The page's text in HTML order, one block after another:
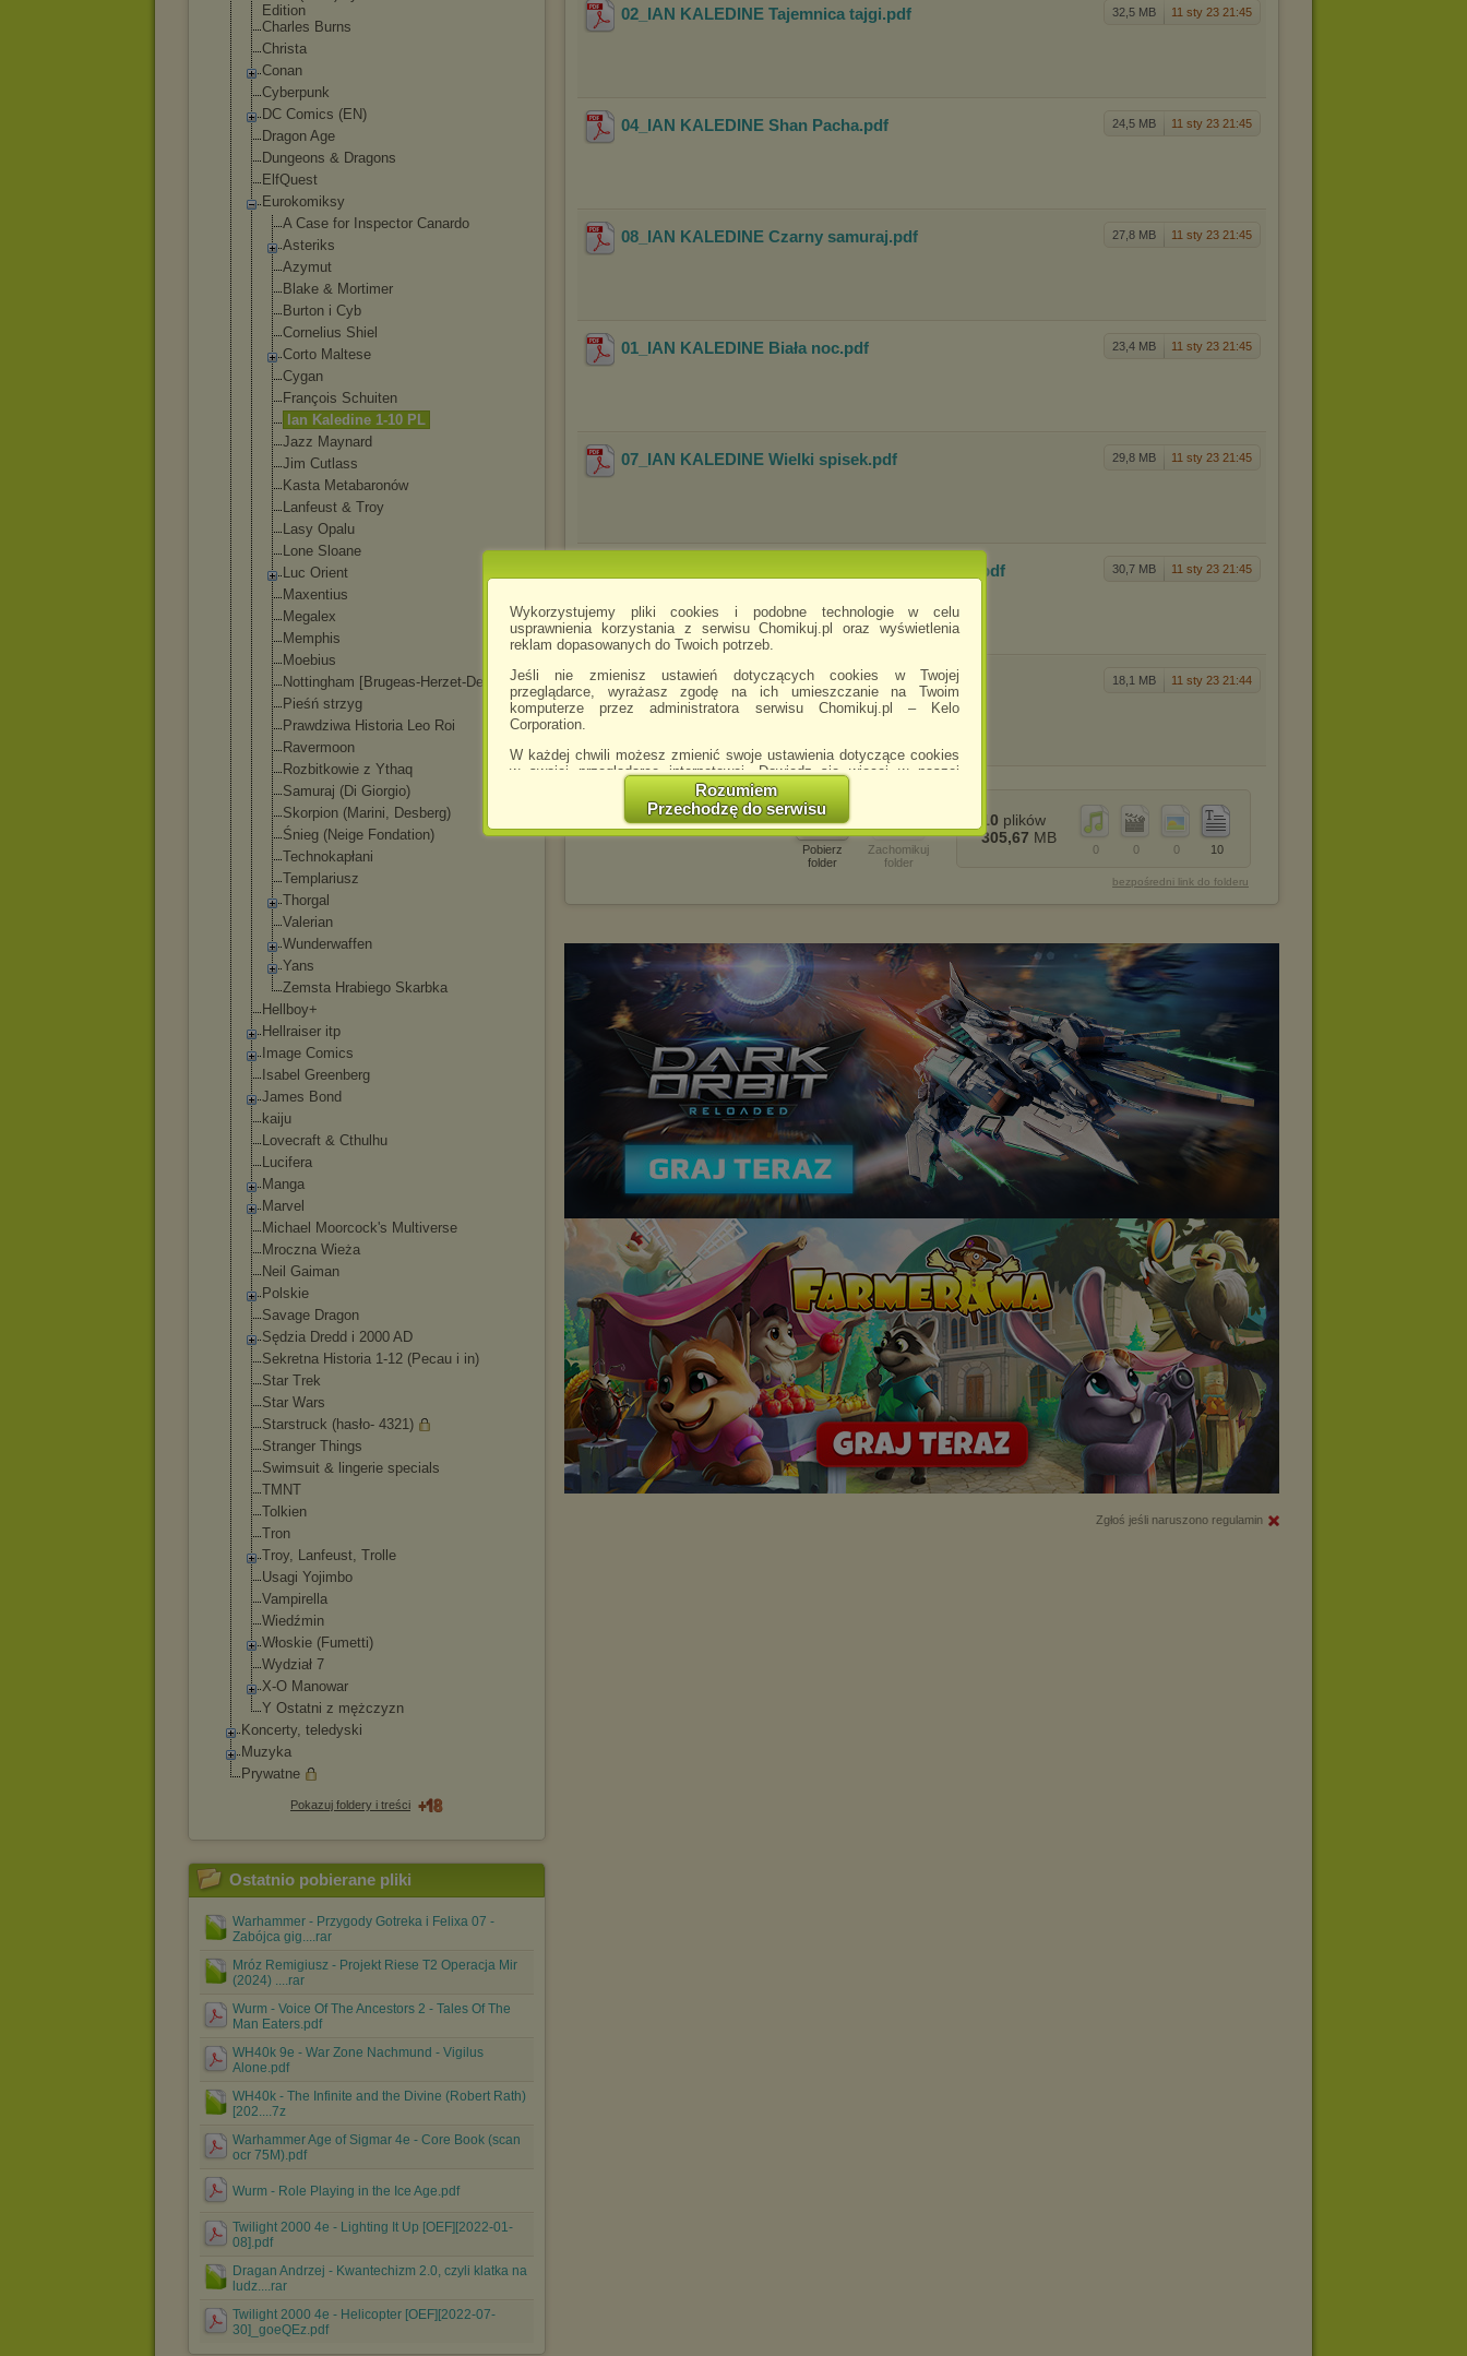
Wykorzystujemy pliki cookies i podobne technologie w celu
usprawnienia korzystania z serwisu Chomikuj.pl oraz wyświetlenia
reklam dopasowanych do Twoich potrzeb.
Jeśli nie zmienisz ustawień dotyczących cookies w Twojej
przeglądarce, wyrażasz zgodę na ich umieszczanie na Twoim
komputerze przez administratora serwisu Chomikuj.pl – Kelo
Corporation.
W każdej chwili możesz zmienić swoje ustawienia dotyczące cookies
w swojej przeglądarce internetowej. Dowiedz się więcej w naszej
http://chomikuj.pl/PolitykaPrywatnosci.aspx
Jednocześnie informujemy że zmiana ustawień przeglądarki może
spowodować ograniczenie korzystania ze strony Chomikuj.pl.
W przypadku braku twojej zgody na akceptację cookies niestety
marketingowych).
Wyrażenie sprzeciwu spowoduje, że wyświetlana Ci reklama nie
będzie dopasowana do Twoich preferencji, a będzie to reklama
wyświetlona przypadkowo.
Istnieje możliwość zmiany ustawień przeglądarki internetowej w
sposób uniemożliwiający przechowywanie plików cookies na
urządzeniu końcowym. Można również usunąć pliki cookies,
dokonując odpowiednich zmian w ustawieniach przeglądarki
Pełną informację na ten temat znajdziesz pod adresem
http://chomikuj.pl/PolitykaPrywatnosci.aspx .
Rozumiem
Przechodzę do serwisu
Edition
Charles Burns
Christa
Conan
Cyberpunk
DC Comics (EN)
Dragon Age
Dungeons & Dragons
ElfQuest
Eurokomiksy
A Case for Inspector Canardo
Asteriks
Azymut
Blake & Mortimer
Burton i Cyb
Cornelius Shiel
Corto Maltese
Cygan
François Schuiten
Ian Kaledine 1-10 PL
Jazz Maynard
Jim Cutlass
Kasta Metabaronów
Lanfeust & Troy
Lasy Opalu
Lone Sloane
Luc Orient
Maxentius
Megalex
Memphis
Moebius
Nottingham [Brugeas-Herzet-Dellac
Pieśń strzyg
Prawdziwa Historia Leo Roi
Ravermoon
Rozbitkowie z Ythaq
Samuraj (Di Giorgio)
Skorpion (Marini, Desberg)
Śnieg (Neige Fondation)
Technokapłani
Templariusz
Thorgal
Valerian
Wunderwaffen
Yans
Zemsta Hrabiego Skarbka
Hellboy+
Hellraiser itp
Image Comics
Isabel Greenberg
James Bond
kaiju
Lovecraft & Cthulhu
Lucifera
Manga
Marvel
Michael Moorcock's Multiverse
Mroczna Wieża
Neil Gaiman
Polskie
Savage Dragon
Sędzia Dredd i 2000 AD
Sekretna Historia 1-12 (Pecau i in)
Star Trek
Star Wars
Starstruck (hasło- 4321)
Stranger Things
Swimsuit & lingerie specials
TMNT
Tolkien
Tron
Troy, Lanfeust, Trolle
Usagi Yojimbo
Vampirella
Wiedźmin
Włoskie (Fumetti)
Wydział 7
X-O Manowar
Y Ostatni z mężczyzn
Koncerty, teledyski
Muzyka
Prywatne
Pokazuj foldery i treści
Ostatnio pobierane pliki
Warhammer - Przygody Gotreka i Felixa 07 -
Zabójca gig....rar
Mróz Remigiusz - Projekt Riese T2 Operacja Mir
(2024) ....rar
Wurm - Voice Of The Ancestors 2 - Tales Of The
Man Eaters.pdf
WH40k 9e - War Zone Nachmund - Vigilus
Alone.pdf
WH40k - The Infinite and the Divine (Robert Rath)
[202....7z
Warhammer Age of Sigmar 4e - Core Book (scan
ocr 75M).pdf
Wurm - Role Playing in the Ice Age.pdf
Twilight 2000 4e - Lighting It Up [OEF][2022-01-
08].pdf
Dragan Andrzej - Kwantechizm 2.0, czyli klatka na
ludz....rar
Twilight 2000 4e - Helicopter [OEF][2022-07-
30]_goeQEz.pdf
32,5 MB 11 sty 23 21:45
02_IAN KALEDINE Tajemnica tajgi.pdf
24,5 MB 11 sty 23 21:45
04_IAN KALEDINE Shan Pacha.pdf
27,8 MB 11 sty 23 21:45
08_IAN KALEDINE Czarny samuraj.pdf
23,4 MB 11 sty 23 21:45
01_IAN KALEDINE Biała noc.pdf
29,8 MB 11 sty 23 21:45
07_IAN KALEDINE Wielki spisek.pdf
30,7 MB 11 sty 23 21:45
.pdf
18,1 MB 11 sty 23 21:44
10_IAN KALEDINE Dottore serpenti .pdf
Pobierz
folder
Zachomikuj
folder
10
0
0
0
10 plików
305,67 MB
bezpośredni link do folderu
Zgłoś jeśli naruszono regulamin